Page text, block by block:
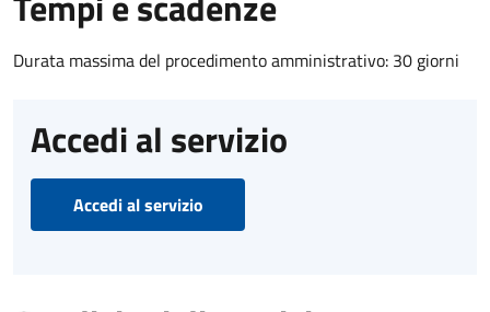
Durata massima del procedimento amministrativo: 30 giorni
Accedi al servizio
Accedi al servizio